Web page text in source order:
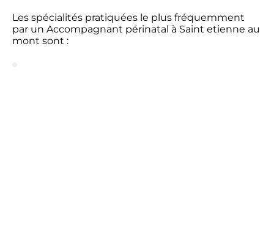
Les spécialités pratiquées le plus fréquemment
par un Accompagnant périnatal à Saint etienne au
mont sont :